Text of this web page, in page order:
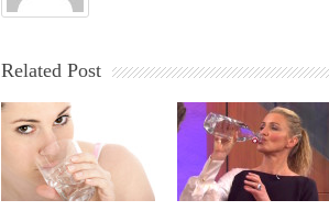
Related Post